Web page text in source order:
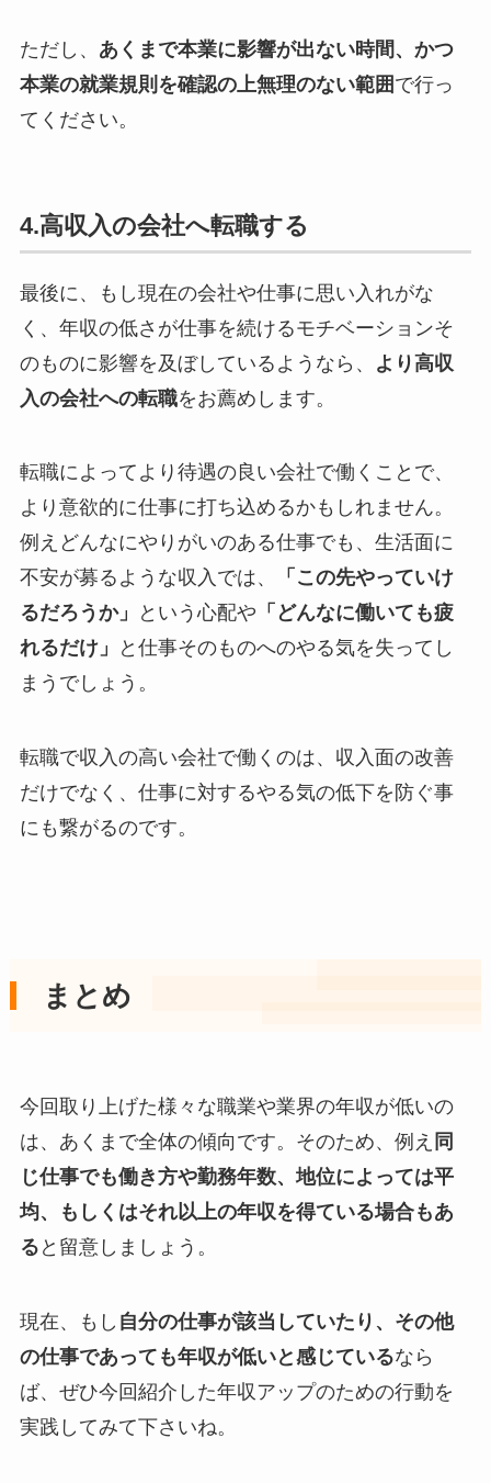
ただし、 あくまで本業に影響が出ない時間、かつ
本業の就業規則を確認の上無理のない範囲 で行っ
てください。
4.高収入の会社へ転職する
最後に、もし現在の会社や仕事に思い入れがな
く、年収の低さが仕事を続けるモチベーションそ
のものに影響を及ぼしているようなら、
より高収
入の会社への転職をお薦めします。
転職によってより待遇の良い会社で働くことで、
より意欲的に仕事に打ち込めるかもしれません。
例えどんなにやりがいのある仕事でも、生活面に
不安が募るような収入では、
「この先やっていけ
るだろうか」
という心配や 「どんなに働いても疲
れるだけ」
と仕事そのものへのやる気を失ってし
まうでしょう。
転職で収入の高い会社で働くのは、収入面の改善
だけでなく、仕事に対するやる気の低下を防ぐ事
にも繋がるのです。
まとめ
今回取り上げた様々な職業や業界の年収が低いの
は、あくまで全体の傾向です。そのため、例え 同
じ仕事でも働き方や勤務年数、地位によっては平
均、もしくはそれ以上の年収を得ている場合もあ
る と留意しましょう。
現在、もし 自分の仕事が該当していたり、その他
の仕事であっても年収が低いと感じているなら
ば、ぜひ今回紹介した年収アップのための行動を
実践してみて下さいね。